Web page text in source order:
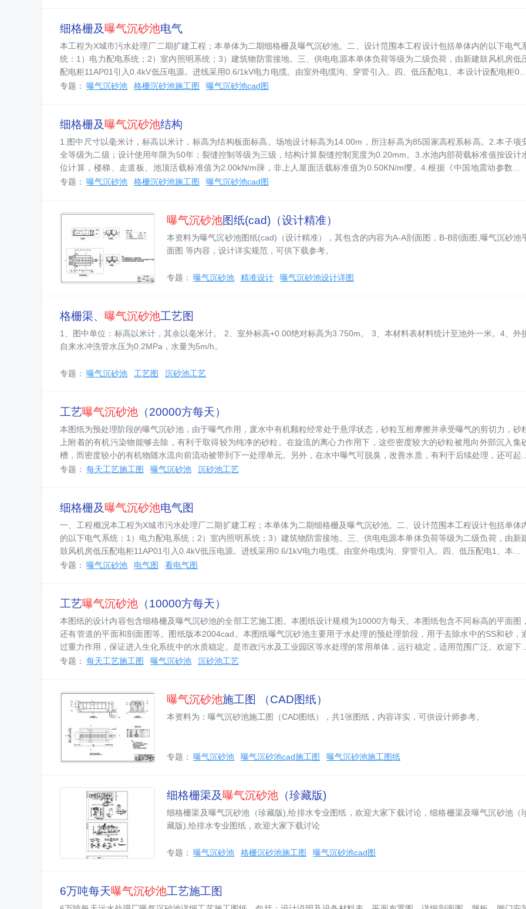
细格栅及曝气沉砂池电气
本工程为X城市污水处理厂二期扩建工程；本单体为二期细格栅及曝气沉砂池。二、设计范围本工程设计包括单体内的以下电气
统：1）电力配电系统；2）室内照明系统；3）建筑物防雷接地。三、供电电源本单体负荷等级为二级负荷，由新建鼓风机房低
配电柜11AP01引入0.4kV低压电源。进线采用0.6/1kV电力电缆。由室外电缆沟、穿管引入。四、低压配电1、本设计设配电柜04A
P01...
专题： 曝气沉砂池 格栅沉砂池施工图 曝气沉砂池cad图
细格栅及曝气沉砂池结构
1.图中尺寸以毫米计，标高以米计，标高为结构板面标高。场地设计标高为14.00m，所注标高为85国家高程系标高。2.本子项
全等级为二级；设计使用年限为50年；裂缝控制等级为三级，结构计算裂缝控制宽度为0.20mm。3.水池内部荷载标准值按设计
位计算，楼梯、走道板、池顶活载标准值为2.00kN/m簰，非上人屋面活载标准值为0.50KN/m缨。4.根据《中国地震动参数区划
图》（GB...
专题： 曝气沉砂池 格栅沉砂池施工图 曝气沉砂池cad图
曝气沉砂池图纸(cad)（设计精准）
本资料为曝气沉砂池图纸(cad)（设计精准），其包含的内容为A-A剖面图，B-B剖面图,曝气沉砂池
面图 等内容，设计详实规范，可供下载参考。
专题： 曝气沉砂池 精准设计 曝气沉砂池设计详图
格栅渠、 曝气沉砂池工艺图
1、图中单位：标高以米计，其余以毫米计。 2、室外标高+0.00绝对标高为3.750m。 3、本材料表材料统计至池外一米。4、外
自来水冲洗管水压为0.2MPa，水量为5m/h。
专题： 曝气沉砂池 工艺图 沉砂池工艺
工艺曝气沉砂池 （20000方每天）
本图纸为预处理阶段的曝气沉砂池，由于曝气作用，废水中有机颗粒经常处于悬浮状态，砂粒互相摩擦并承受曝气的剪切力，砂
上附着的有机污染物能够去除，有利于取得较为纯净的砂粒。在旋流的离心力作用下，这些密度较大的砂粒被甩向外部沉入集
槽，而密度较小的有机物随水流向前流动被带到下一处理单元。另外，在水中曝气可脱臭，改善水质，有利于后续处理，还可起到
预曝气作用。普通沉砂池截留的沉砂中夹杂有15%的有机物，使...
专题： 每天工艺施工图 曝气沉砂池 沉砂池工艺
细格栅及曝气沉砂池电气图
一、工程概况本工程为X城市污水处理厂二期扩建工程；本单体为二期细格栅及曝气沉砂池。二、设计范围本工程设计包括单体
的以下电气系统：1）电力配电系统；2）室内照明系统；3）建筑物防雷接地。三、供电电源本单体负荷等级为二级负荷，由新
鼓风机房低压配电柜11AP01引入0.4kV低压电源。进线采用0.6/1kV电力电缆。由室外电缆沟、穿管引入。四、低压配电1、本设计
设配...
专题： 曝气沉砂池 电气图 看电气图
工艺曝气沉砂池 （10000方每天）
本图纸的设计内容包含细格栅及曝气沉砂池的全部工艺施工图。本图纸设计规模为10000方每天。本图纸包含不同标高的平面图，
还有管道的平面和剖面图等。图纸版本2004cad。本图纸曝气沉砂池主要用于水处理的预处理阶段，用于去除水中的SS和砂，
过重力作用，保证进入生化系统中的水质稳定。是市政污水及工业园区等水处理的常用单体，运行稳定，适用范围广泛。欢迎下载
和讨论技术问题。...
专题： 每天工艺施工图 曝气沉砂池 沉砂池工艺
曝气沉砂池施工图 （CAD图纸）
本资料为：曝气沉砂池施工图（CAD图纸），共1张图纸，内容详实，可供设计师参考。
专题： 曝气沉砂池 曝气沉砂池cad施工图 曝气沉砂池施工图纸
细格栅渠及曝气沉砂池 （珍藏版)
细格栅渠及曝气沉砂池（珍藏版),给排水专业图纸，欢迎大家下载讨论，细格栅渠及曝气沉砂池（
藏版),给排水专业图纸，欢迎大家下载讨论
专题： 曝气沉砂池 格栅沉砂池施工图 曝气沉砂池cad图
6万吨每天曝气沉砂池工艺施工图